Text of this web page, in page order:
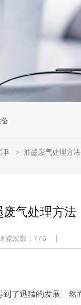
科 > 油墨废气处理方法
气处理方法
览次数： 776 |
了迅猛的发展。